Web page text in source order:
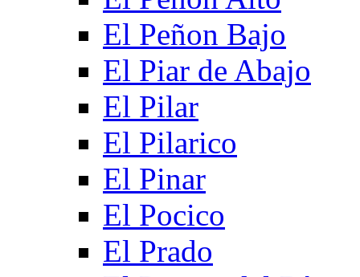
El Peñon Bajo
El Piar de Abajo
El Pilar
El Pilarico
El Pinar
El Pocico
El Prado